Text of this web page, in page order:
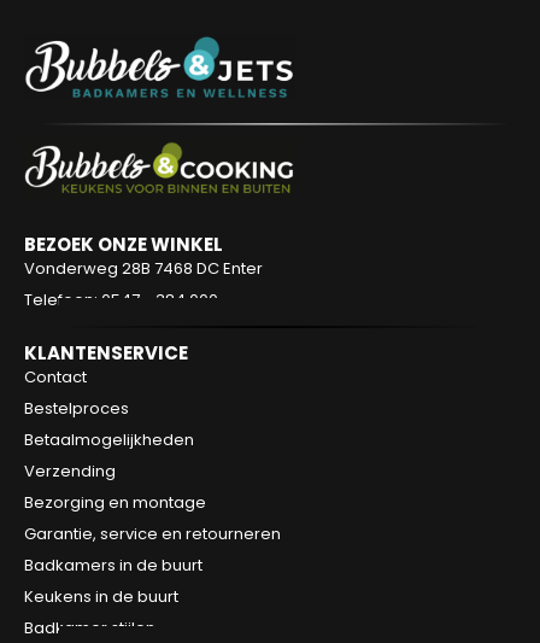
BEZOEK ONZE WINKEL
Vonderweg 28B 7468 DC Enter
Telefoon: 0547 - 384 000
KLANTENSERVICE
Contact
Bestelproces
Betaalmogelijkheden
Verzending
Bezorging en montage
Garantie, service en retourneren
Badkamers in de buurt
Keukens in de buurt
Badkamer stijlen